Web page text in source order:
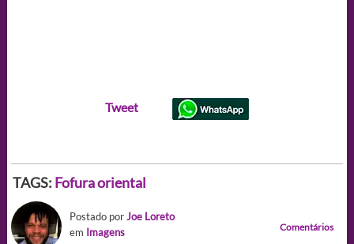
Tweet
TAGS: Fofura oriental
Postado porJoe Loreto
em Imagens Comentários